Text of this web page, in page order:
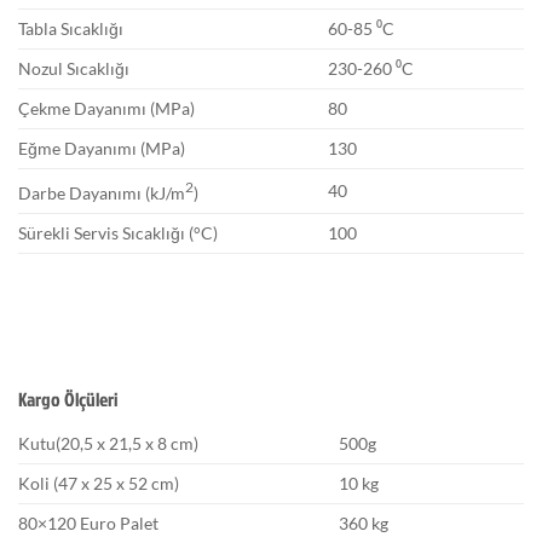
Tabla Sıcaklığı
60-85 ⁰C
Nozul Sıcaklığı
230-260 ⁰C
Çekme Dayanımı (MPa)
80
Eğme Dayanımı (MPa)
130
Darbe Dayanımı (kJ/m2) 40
Sürekli Servis Sıcaklığı (°C) 100
Kargo Ölçüleri
Kutu(20,5 x 21,5 x 8 cm)
500g
Koli (47 x 25 x 52 cm)
10 kg
80×120 Euro Palet
360 kg